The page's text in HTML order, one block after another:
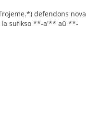
defendons nova
la sufikso **-a'** aŭ **-